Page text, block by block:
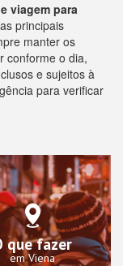
viagem para
principais
manter os
conforme o dia,
e sujeitos à
para verificar
que fazer
em Viena